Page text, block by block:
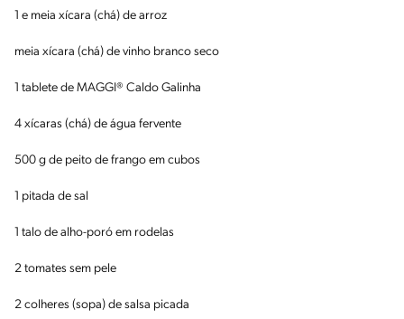
1 e meia xícara (chá) de arroz
meia xícara (chá) de vinho branco seco
1 tablete de MAGGI® Caldo Galinha
4 xícaras (chá) de água fervente
500 g de peito de frango em cubos
1 pitada de sal
1 talo de alho-poró em rodelas
2 tomates sem pele
2 colheres (sopa) de salsa picada